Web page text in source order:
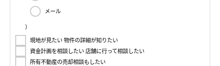
メール
）
現地が見たい 物件の詳細が知りたい
資金計画を相談したい 店舗に行って相談したい
所有不動産の売却相談もしたい